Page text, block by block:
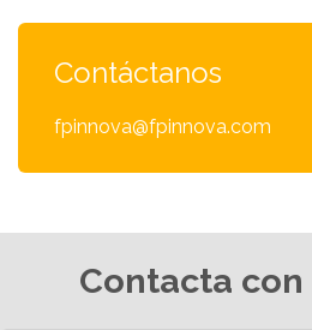
Contáctanos
fpinnova@fpinnova.com
Contacta